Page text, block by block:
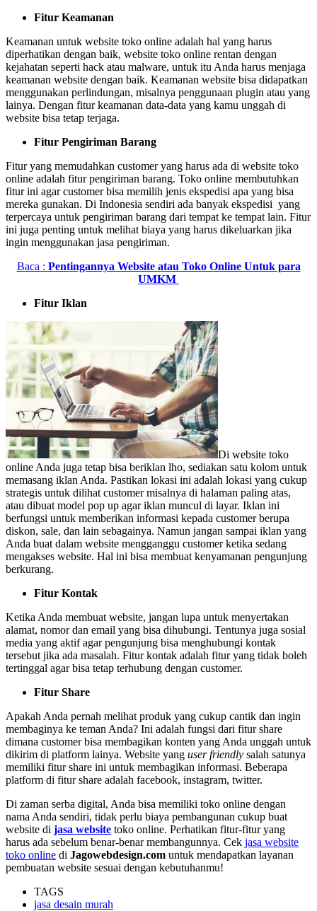
Fitur Keamanan
Keamanan untuk website toko online adalah hal yang harus
diperhatikan dengan baik, website toko online rentan dengan
kejahatan seperti hack atau malware, untuk itu Anda harus menjaga
keamanan website dengan baik. Keamanan website bisa didapatkan
menggunakan perlindungan, misalnya penggunaan plugin atau yang
lainya. Dengan fitur keamanan data-data yang kamu unggah di
website bisa tetap terjaga.
Fitur Pengiriman Barang
Fitur yang memudahkan customer yang harus ada di website toko
online adalah fitur pengiriman barang. Toko online membutuhkan
fitur ini agar customer bisa memilih jenis ekspedisi apa yang bisa
mereka gunakan. Di Indonesia sendiri ada banyak ekspedisi yang
terpercaya untuk pengiriman barang dari tempat ke tempat lain. Fitur
ini juga penting untuk melihat biaya yang harus dikeluarkan jika
ingin menggunakan jasa pengiriman.
Baca : Pentingannya Website atau Toko Online Untuk para
UMKM
Fitur Iklan
Di website toko
online Anda juga tetap bisa beriklan lho, sediakan satu kolom untuk
memasang iklan Anda. Pastikan lokasi ini adalah lokasi yang cukup
strategis untuk dilihat customer misalnya di halaman paling atas,
atau dibuat model pop up agar iklan muncul di layar. Iklan ini
berfungsi untuk memberikan informasi kepada customer berupa
diskon, sale, dan lain sebagainya. Namun jangan sampai iklan yang
Anda buat dalam website mengganggu customer ketika sedang
mengakses website. Hal ini bisa membuat kenyamanan pengunjung
berkurang.
Fitur Kontak
Ketika Anda membuat website, jangan lupa untuk menyertakan
alamat, nomor dan email yang bisa dihubungi. Tentunya juga sosial
media yang aktif agar pengunjung bisa menghubungi kontak
tersebut jika ada masalah. Fitur kontak adalah fitur yang tidak boleh
tertinggal agar bisa tetap terhubung dengan customer.
Fitur Share
Apakah Anda pernah melihat produk yang cukup cantik dan ingin
membaginya ke teman Anda? Ini adalah fungsi dari fitur share
dimana customer bisa membagikan konten yang Anda unggah untuk
dikirim di platform lainya. Website yang user friendly salah satunya
memiliki fitur share ini untuk membagikan informasi. Beberapa
platform di fitur share adalah facebook, instagram, twitter.
Di zaman serba digital, Anda bisa memiliki toko online dengan
nama Anda sendiri, tidak perlu biaya pembangunan cukup buat
website di jasa website toko online. Perhatikan fitur-fitur yang
harus ada sebelum benar-benar membangunnya. Cek jasa website
toko online di Jagowebdesign.com untuk mendapatkan layanan
pembuatan website sesuai dengan kebutuhanmu!
TAGS
jasa desain murah